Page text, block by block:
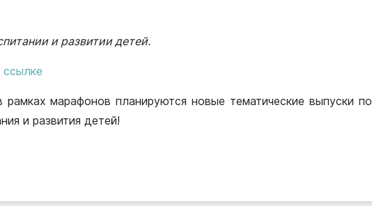
и развитии детей.
ссылке
марафонов планируются новые тематические выпуски по
и развития детей!